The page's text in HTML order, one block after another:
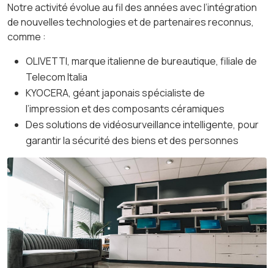
Notre activité évolue au fil des années avec l’intégration
de nouvelles technologies et de partenaires reconnus,
comme :
OLIVETTI, marque italienne de bureautique, filiale de
Telecom Italia
KYOCERA, géant japonais spécialiste de
l’impression et des composants céramiques
Des solutions de vidéosurveillance intelligente, pour
garantir la sécurité des biens et des personnes